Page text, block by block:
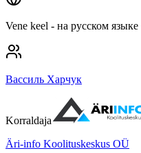
Vene keel - на русском языке
Вассиль Харчук
Korraldaja
Äri-info Koolituskeskus OÜ